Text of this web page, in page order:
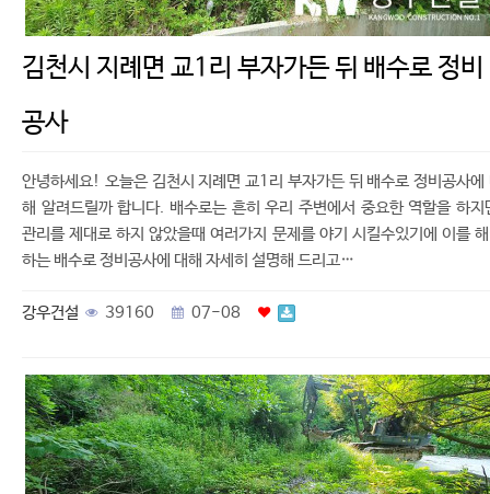
김천시 지례면 교1리 부자가든 뒤 배수로 정비
공사
안녕하세요! 오늘은 김천시 지례면 교1리 부자가든 뒤 배수로 정비공사에
해 알려드릴까 합니다. 배수로는 흔히 우리 주변에서 중요한 역할을 하지
관리를 제대로 하지 않았을때 여러가지 문제를 야기 시킬수있기에 이를
하는 배수로 정비공사에 대해 자세히 설명해 드리고…
강우건설 39160 07-08